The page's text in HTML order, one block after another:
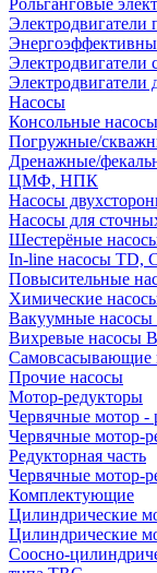
Рольганговые
Электродвигатели
Насосы
Консольные
Погружные/
Дренажные/
ЦМФ, НПК
Насосы
Насосы для
Шестерёные
In-line насосы TD,
Повысительные
Химические
Вакуумные
Вихревые насосы
Прочие насосы
Мотор-редукторы
Червячные мотор -
Червячные мотор-
Редукторная часть
Червячные мотор-
Комплектующие
Цилиндрические
Цилиндрические
Соосно-